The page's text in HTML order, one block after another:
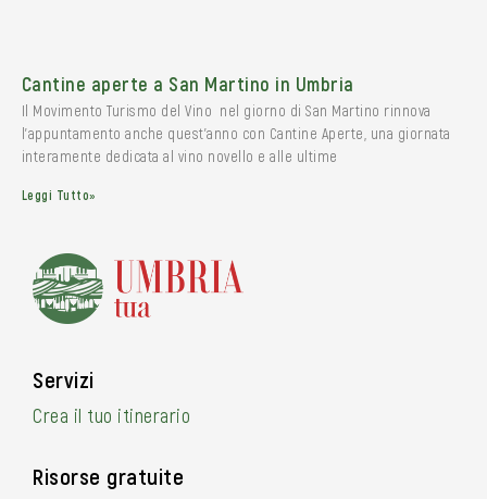
Cantine aperte a San Martino in Umbria
Il Movimento Turismo del Vino nel giorno di San Martino rinnova
l’appuntamento anche quest’anno con Cantine Aperte, una giornata
interamente dedicata al vino novello e alle ultime
Leggi Tutto»
Servizi
Crea il tuo itinerario
Risorse gratuite